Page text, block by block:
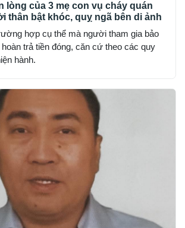
lòng của 3 mẹ con vụ cháy quán
thân bật khóc, quỵ ngã bên di ảnh
hợp cụ thể mà người tham gia bảo
trả tiền đóng, căn cứ theo các quy
hành.